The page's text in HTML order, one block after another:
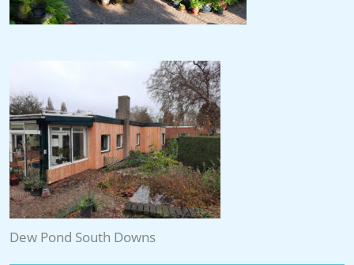
Dew Pond South Downs